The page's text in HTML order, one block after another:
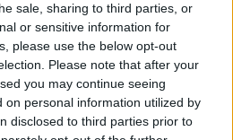
sale, sharing to third parties, or
or sensitive information for
please use the below opt-out
Please note that after your
you may continue seeing
on personal information utilized by
disclosed to third parties prior to